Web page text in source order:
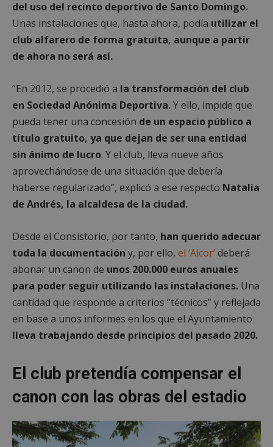
del uso del recinto deportivo de Santo Domingo.
Unas instalaciones que, hasta ahora, podía utilizar el
club alfarero de forma gratuita, aunque a partir
de ahora no será así.
“En 2012, se procedió a la transformación del club
en Sociedad Anónima Deportiva.Y ello, impide que
pueda tener una concesión de un espacio público a
título gratuito, ya que dejan de ser una entidad
sin ánimo de lucro. Y el club, lleva nueve años
aprovechándose de una situación que debería
haberse regularizado”, explicó a ese respecto Natalia
de Andrés, la alcaldesa de la ciudad.
Desde el Consistorio, por tanto, han querido adecuar
toda la documentación y, por ello, el ‘Alcor’deberá
abonar un canon de unos 200.000 euros anuales
para poder seguir utilizando las instalaciones. Una
cantidad que responde a criterios “técnicos” y reflejada
en base a unos informes en los que el Ayuntamiento
lleva trabajando desde principios del pasado 2020.
El club pretendía compensar el
canon con las obras del estadio